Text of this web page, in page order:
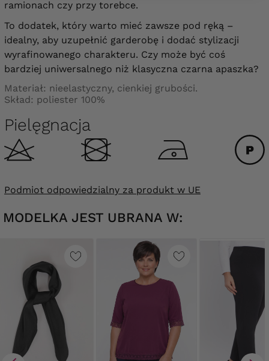
ramionach czy przy torebce.
To dodatek, który warto mieć zawsze pod ręką –
idealny, aby uzupełnić garderobę i dodać stylizacji
wyrafinowanego charakteru. Czy może być coś
bardziej uniwersalnego niż klasyczna czarna apaszka?
Materiał: nieelastyczny, cienkiej grubości.
Skład: poliester 100%
Pielęgnacja
Podmiot odpowiedzialny za produkt w UE
MODELKA JEST UBRANA W: